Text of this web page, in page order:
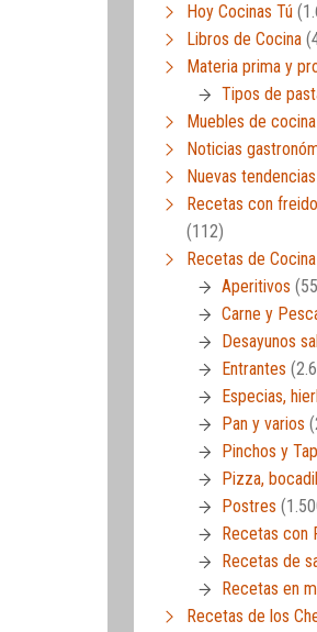
Hoy Cocinas Tú
Libros de Cocina
Materia prima y
Tipos de
Muebles de cocina
Noticias
Nuevas tendencias
Recetas con
(112)
Recetas de Cocina
Aperitivos
Carne y
Desayunos
Entrantes
Especias,
Pan y varios
Pinchos y
Pizza,
Postres
Recetas con
Recetas de
Recetas en
Recetas de los